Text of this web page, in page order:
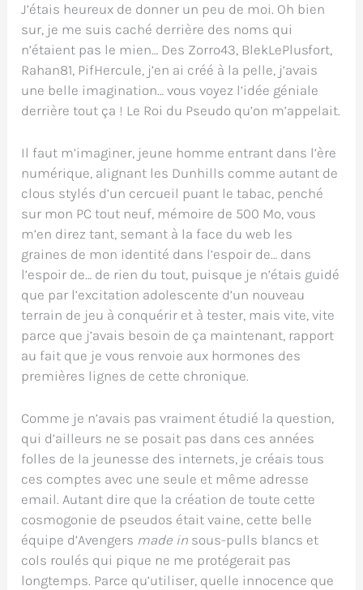
J’étais heureux de donner un peu de moi. Oh bien
sur, je me suis caché derrière des noms qui
n’étaient pas le mien… Des Zorro43, BlekLePlusfort,
Rahan81, PifHercule, j’en ai créé à la pelle, j’avais
une belle imagination… vous voyez l’idée géniale
derrière tout ça ! Le Roi du Pseudo qu’on m’appelait.
Il faut m’imaginer, jeune homme entrant dans l’ère
numérique, alignant les Dunhills comme autant de
clous stylés d’un cercueil puant le tabac, penché
sur mon PC tout neuf, mémoire de 500 Mo, vous
m’en direz tant, semant à la face du web les
graines de mon identité dans l’espoir de… dans
l’espoir de… de rien du tout, puisque je n’étais guidé
que par l’excitation adolescente d’un nouveau
terrain de jeu à conquérir et à tester, mais vite, vite
parce que j’avais besoin de ça maintenant, rapport
au fait que je vous renvoie aux hormones des
premières lignes de cette chronique.
Comme je n’avais pas vraiment étudié la question,
qui d’ailleurs ne se posait pas dans ces années
folles de la jeunesse des internets, je créais tous
ces comptes avec une seule et même adresse
email. Autant dire que la création de toute cette
cosmogonie de pseudos était vaine, cette belle
équipe d’Avengers made in sous-pulls blancs et
cols roulés qui pique ne me protégerait pas
longtemps. Parce qu’utiliser, quelle innocence que